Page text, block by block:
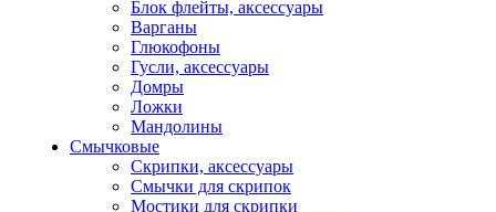
Блок флейты, аксессуары
Варганы
Глюкофоны
Гусли, аксессуары
Домры
Ложки
Мандолины
Смычковые
Скрипки, аксессуары
Смычки для скрипок
Мостики для скрипки